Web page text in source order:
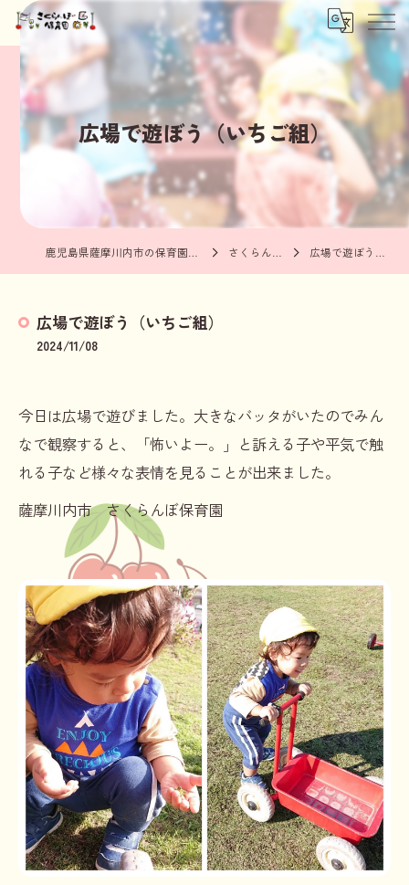
広場で遊ぼう（いちご組）
さくらんぼブログ 広場で遊ぼう（いちご組）
広場で遊ぼう（いちご組）
2024/11/08
今日は広場で遊びました。大きなバッタがいたのでみん
なで観察すると、「怖いよー。」と訴える子や平気で触
れる子など様々な表情を見ることが出来ました。
薩摩川内市 さくらんぼ保育園